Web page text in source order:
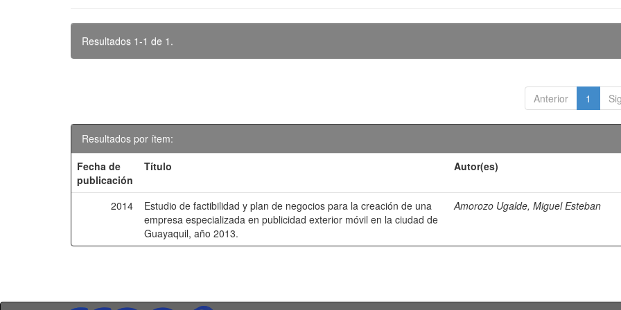
Resultados 1-1 de 1.
Anterior 1
Resultados por ítem:
Fecha de
publicación
Título Autor(es)
2014
Estudio de factibilidad y plan de negocios para la creación de una
empresa especializada en publicidad exterior móvil en la ciudad de
Guayaquil, año 2013.
Amorozo Ugalde, Miguel Esteban